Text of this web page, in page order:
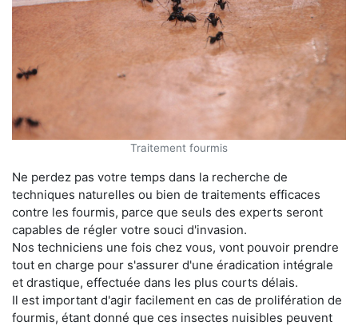
Traitement fourmis
Ne perdez pas votre temps dans la recherche de
techniques naturelles ou bien de traitements efficaces
contre les fourmis, parce que seuls des experts seront
capables de régler votre souci d'invasion.
Nos techniciens une fois chez vous, vont pouvoir prendre
tout en charge pour s'assurer d'une éradication intégrale
et drastique, effectuée dans les plus courts délais.
Il est important d'agir facilement en cas de prolifération de
fourmis, étant donné que ces insectes nuisibles peuvent